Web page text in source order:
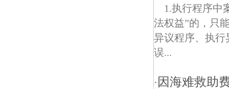
1.执行程序中
法权益”的，只
异议程序、执行
误...
· 因海难救助